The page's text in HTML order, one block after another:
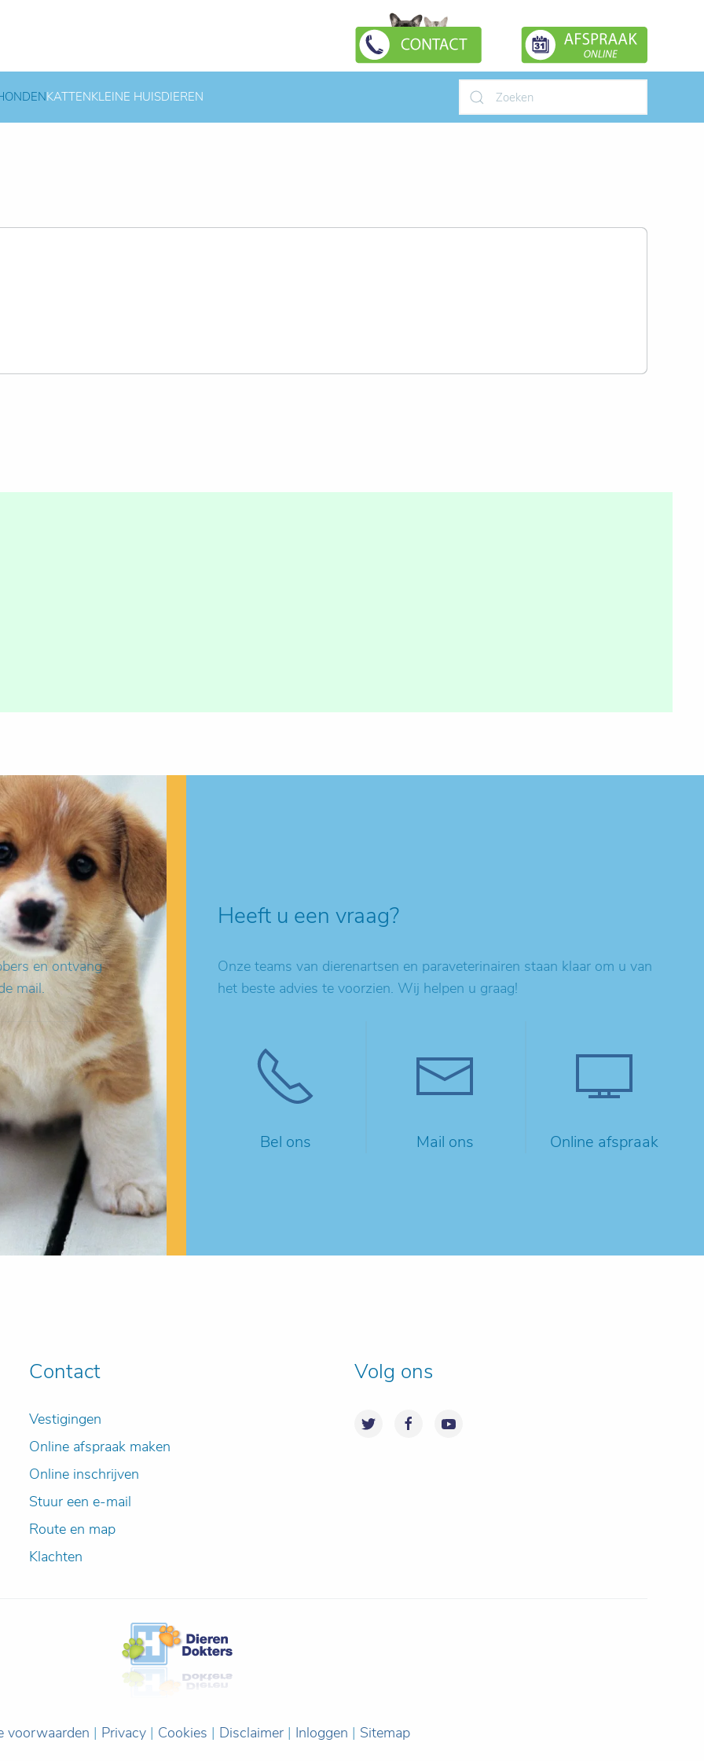
KATTENKLEINE HUISDIEREN
Type 2 or more characters for
en ontvang
mail.
Heeft u een vraag?
Onze teams van dierenartsen en paraveterinairen staan klaar om u van
het beste advies te voorzien. Wij helpen u graag!
Bel ons Mail ons Online afspraak
Contact
Vestigingen
Online afspraak maken
Online inschrijven
Stuur een e-mail
Route en map
Klachten
Volg ons
voorwaarden | Privacy | Cookies | Disclaimer | Inloggen | Sitemap